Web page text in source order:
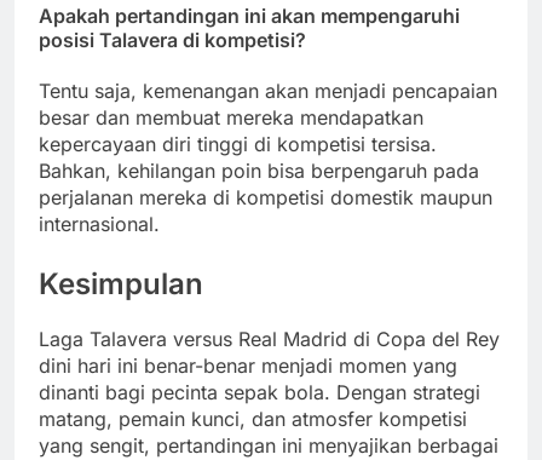
Apakah pertandingan ini akan mempengaruhi
posisi Talavera di kompetisi?
Tentu saja, kemenangan akan menjadi pencapaian
besar dan membuat mereka mendapatkan
kepercayaan diri tinggi di kompetisi tersisa.
Bahkan, kehilangan poin bisa berpengaruh pada
perjalanan mereka di kompetisi domestik maupun
internasional.
Kesimpulan
Laga Talavera versus Real Madrid di Copa del Rey
dini hari ini benar-benar menjadi momen yang
dinanti bagi pecinta sepak bola. Dengan strategi
matang, pemain kunci, dan atmosfer kompetisi
yang sengit, pertandingan ini menyajikan berbagai